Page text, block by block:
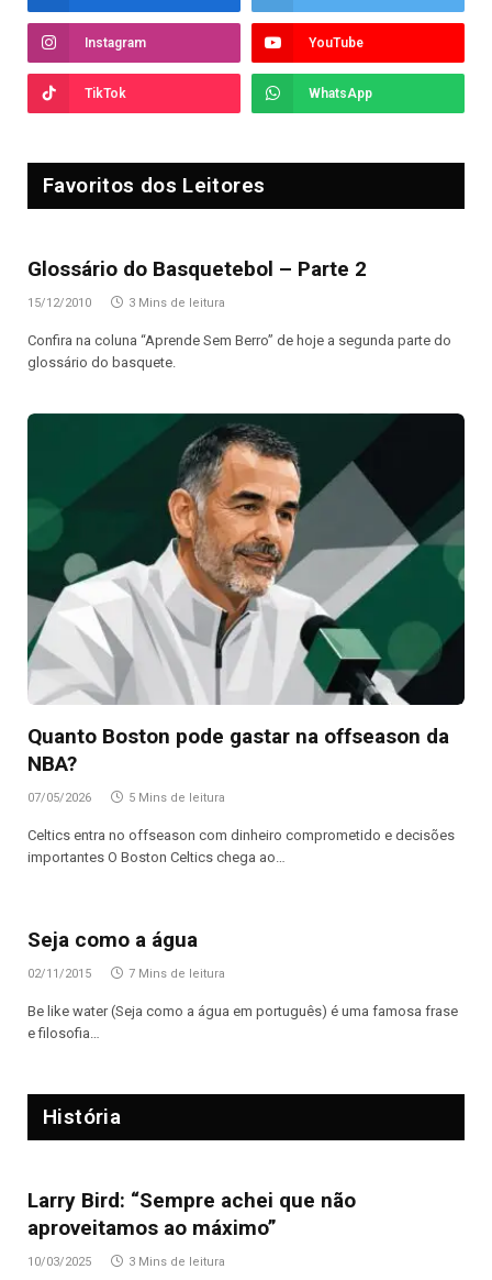
Instagram YouTube
TikTok WhatsApp
Favoritos dos Leitores
Glossário do Basquetebol – Parte 2
15/12/2010 3 Mins de leitura
Confira na coluna “Aprende Sem Berro” de hoje a segunda parte do
glossário do basquete.
Quanto Boston pode gastar na offseason da
NBA?
07/05/2026 5 Mins de leitura
Celtics entra no offseason com dinheiro comprometido e decisões
importantes O Boston Celtics chega ao…
Seja como a água
02/11/2015 7 Mins de leitura
Be like water (Seja como a água em português) é uma famosa frase
e filosofia…
História
Larry Bird: “Sempre achei que não
aproveitamos ao máximo”
10/03/2025 3 Mins de leitura